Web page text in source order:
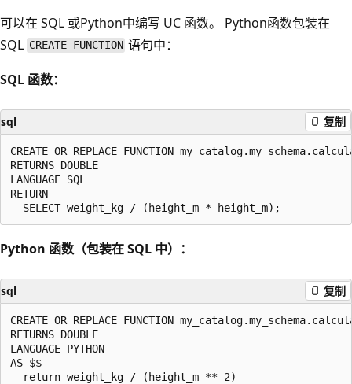
可以在 SQL 或Python中编写 UC 函数。 Python函数包装在
SQL CREATE FUNCTION 语句中：
SQL 函数：
sql 复制
CREATE OR REPLACE FUNCTION
RETURNS DOUBLE
LANGUAGE SQL
RETURN
Python 函数（包装在 SQL 中）：
sql 复制
CREATE OR REPLACE FUNCTION
RETURNS DOUBLE
LANGUAGE PYTHON
AS $$
  return weight_kg / (height_m ** 2)